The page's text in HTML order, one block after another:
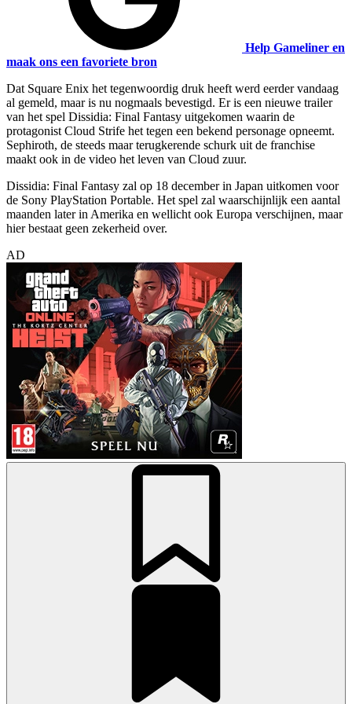
Help Gameliner en
maak ons een favoriete bron
Dat Square Enix het tegenwoordig druk heeft werd eerder vandaag
al gemeld, maar is nu nogmaals bevestigd. Er is een nieuwe trailer
van het spel Dissidia: Final Fantasy uitgekomen waarin de
protagonist Cloud Strife het tegen een bekend personage opneemt.
Sephiroth, de steeds maar terugkerende schurk uit de franchise
maakt ook in de video het leven van Cloud zuur.
Dissidia: Final Fantasy zal op 18 december in Japan uitkomen voor
de Sony PlayStation Portable. Het spel zal waarschijnlijk een aantal
maanden later in Amerika en wellicht ook Europa verschijnen, maar
hier bestaat geen zekerheid over.
AD